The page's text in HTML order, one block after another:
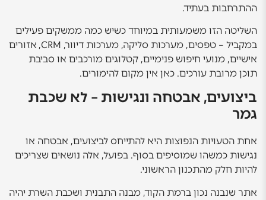
ההתרחבות בעתיד.
השליטה הזו משמעותית במיוחד כשיש כמה ממשקים פעילים
במקביל – טפסים, מערכות סליקה, מערכות דיוור, CRM, אזורים
אישיים, מנועי חיפוש פנימיים, קטלוגים מורכבים או סביבת
תוכן מרובת עורכים. כאן אין מקום להימורים.
ביצועים, אבטחה ונגישות – לא שכבת
גמר
אחת הטעויות הנפוצות היא להתייחס לביצועים, אבטחה או
נגישות כמשהו שמוסיפים בסוף. בפועל, אלה נושאים שצריכים
להיות חלק מהתכנון הראשוני.
אתר שנבנה נכון ברמת הקוד, מבנה התבנית ושכבת השרת יהיה